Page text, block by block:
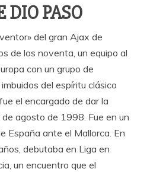
DIO PASO
del gran Ajax de
de los noventa, un equipo al
con un grupo de
del espíritu clásico
el encargado de dar la
agosto de 1998. Fue en un
España ante el Mallorca. En
debutaba en Liga en
un encuentro que el